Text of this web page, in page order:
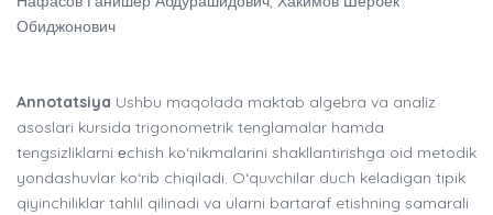
Обиджонович
Annotatsiya Ushbu maqolada maktab algebra va analiz
asoslari kursida trigonometrik tenglamalar hamda
tengsizliklarni еchish ko‘nikmalarini shakllantirishga oid metodik
yondashuvlar ko‘rib chiqiladi. O‘quvchilar duch keladigan tipik
qiyinchiliklar tahlil qilinadi va ularni bartaraf etishning samarali